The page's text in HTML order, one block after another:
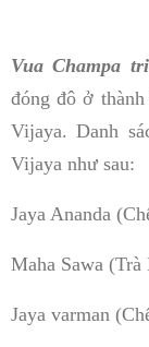
Vua Champa
đóng đô ở
Vijaya. Danh
Vijaya như sau:
Jaya Ananda
Maha Sawa
Jaya varman